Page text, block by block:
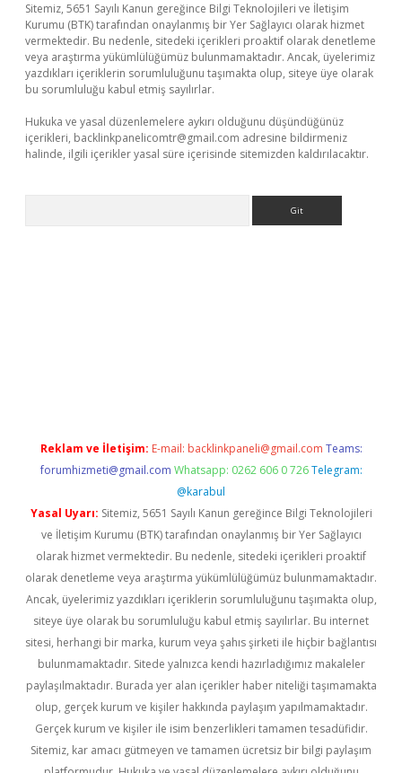
Sitemiz, 5651 Sayılı Kanun gereğince Bilgi Teknolojileri ve İletişim
Kurumu (BTK) tarafından onaylanmış bir Yer Sağlayıcı olarak hizmet
vermektedir. Bu nedenle, sitedeki içerikleri proaktif olarak denetleme
veya araştırma yükümlülüğümüz bulunmamaktadır. Ancak, üyelerimiz
yazdıkları içeriklerin sorumluluğunu taşımakta olup, siteye üye olarak
bu sorumluluğu kabul etmiş sayılırlar.
Hukuka ve yasal düzenlemelere aykırı olduğunu düşündüğünüz
içerikleri, backlinkpanelicomtr@gmail.com adresine bildirmeniz
halinde, ilgili içerikler yasal süre içerisinde sitemizden kaldırılacaktır.
Reklam ve İletişim: E-mail: backlinkpaneli@gmail.com Teams:
forumhizmeti@gmail.com Whatsapp: 0262 606 0 726 Telegram:
@karabul
Yasal Uyarı: Sitemiz, 5651 Sayılı Kanun gereğince Bilgi Teknolojileri
ve İletişim Kurumu (BTK) tarafından onaylanmış bir Yer Sağlayıcı
olarak hizmet vermektedir. Bu nedenle, sitedeki içerikleri proaktif
olarak denetleme veya araştırma yükümlülüğümüz bulunmamaktadır.
Ancak, üyelerimiz yazdıkları içeriklerin sorumluluğunu taşımakta olup,
siteye üye olarak bu sorumluluğu kabul etmiş sayılırlar. Bu internet
sitesi, herhangi bir marka, kurum veya şahıs şirketi ile hiçbir bağlantısı
bulunmamaktadır. Sitede yalnızca kendi hazırladığımız makaleler
paylaşılmaktadır. Burada yer alan içerikler haber niteliği taşımamakta
olup, gerçek kurum ve kişiler hakkında paylaşım yapılmamaktadır.
Gerçek kurum ve kişiler ile isim benzerlikleri tamamen tesadüfidir.
Sitemiz, kar amacı gütmeyen ve tamamen ücretsiz bir bilgi paylaşım